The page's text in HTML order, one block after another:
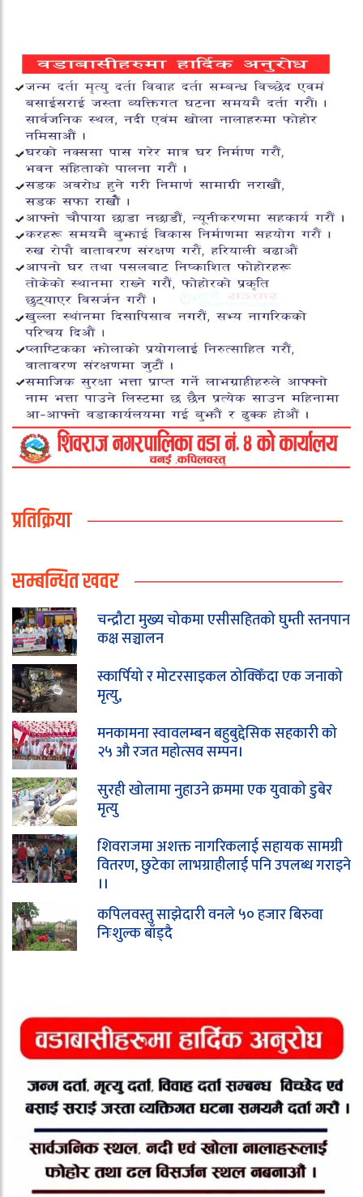
प्रतिक्रिया
सम्बन्धित खवर
चन्द्रौटा मुख्य चोकमा एसीसहितको घुम्ती स्तनपान
कक्ष सञ्चालन
स्कार्पियो र मोटरसाइकल ठोक्किँदा एक जनाको
मृत्यु,
मनकामना स्वावलम्बन बहुबुद्देसिक सहकारी को
२५ औ रजत महोत्सव सम्पन।
सुरही खोलामा नुहाउने क्रममा एक युवाको डुबेर
मृत्यु
शिवराजमा अशक्त नागरिकलाई सहायक सामग्री
वितरण, छुटेका लाभग्राहीलाई पनि उपलब्ध गराइने
।।
कपिलवस्तु साझेदारी वनले ५० हजार बिरुवा
निःशुल्क बाँड्दै